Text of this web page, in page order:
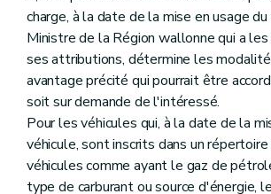
charge, à la date de la mise en usage
Ministre de la Région wallonne qui a les
ses attributions, détermine les
avantage précité qui pourrait être
soit sur demande de l'intéressé.
Pour les véhicules qui, à la date de la
véhicule, sont inscrits dans un
véhicules comme ayant le gaz de
type de carburant ou source d'énergie,